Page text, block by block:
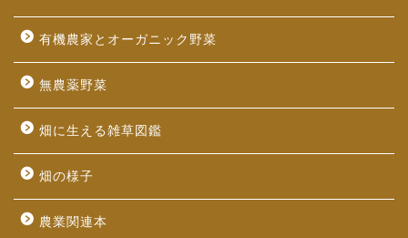
有機農家とオーガニック野菜
無農薬野菜
畑に生える雑草図鑑
畑の様子
農業関連本